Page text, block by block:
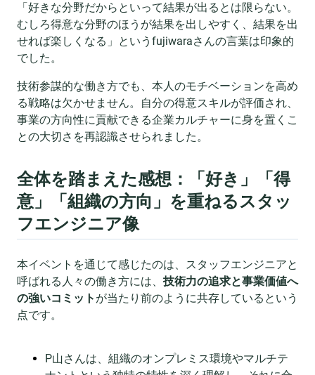
「好きな分野だからといって結果が出るとは限らない。
むしろ得意な分野のほうが結果を出しやすく、結果を出
せれば楽しくなる」というfujiwaraさんの言葉は印象的
でした。
技術参謀的な働き方でも、本人のモチベーションを高め
る戦略は欠かせません。自分の得意スキルが評価され、
事業の方向性に貢献できる企業カルチャーに身を置くこ
との大切さを再認識させられました。
全体を踏まえた感想：
「好き」「得
意」「組織の方向」を重ねるスタッ
フエンジニア像
本イベントを通じて感じたのは、スタッフエンジニアと
呼ばれる人々の働き方には、 技術力の追求と事業価値へ
の強いコミット が当たり前のように共存しているという
点です。
P山さんは、組織のオンプレミス環境やマルチテ